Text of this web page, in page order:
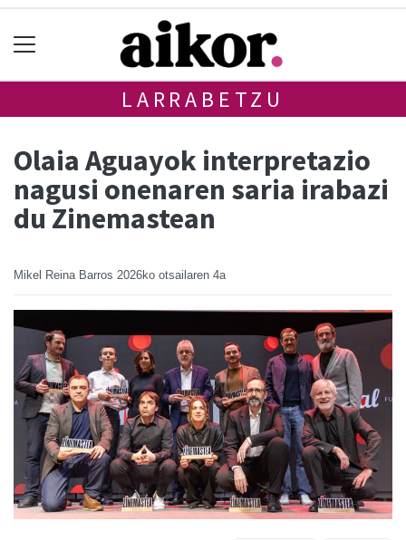
LARRABETZU
Olaia Aguayok interpretazio
nagusi onenaren saria irabazi
du Zinemastean
Mikel Reina Barros 2026ko otsailaren 4a